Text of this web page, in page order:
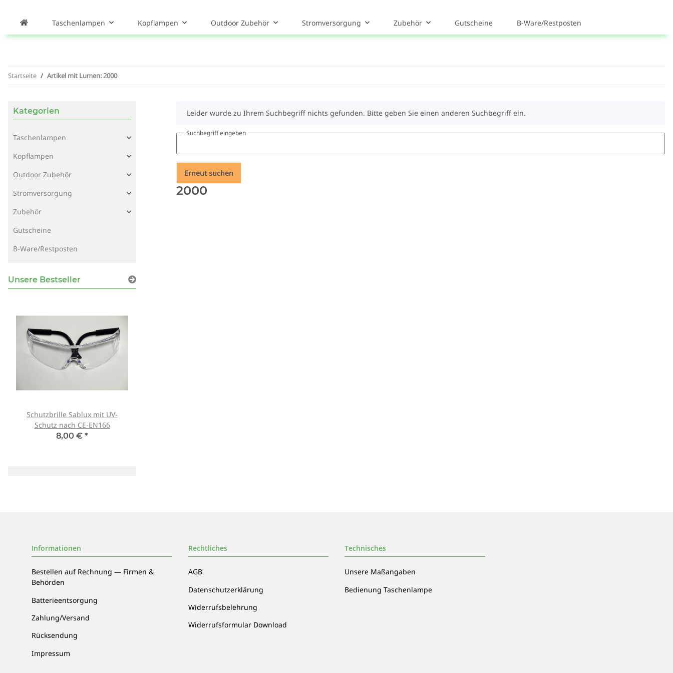
Taschenlampen Kopflampen Outdoor Zubehör Stromversorgung Zubehör Gutscheine B-Ware/Restposten
Startseite Artikel mit Lumen: 2000
xLeider wurde zu Ihrem Suchbegriff nichts gefunden. Bitte geben Sie einen anderen Suchbegriff ein.
Suchbegriff eingeben
Erneut suchen
2000
Kategorien
Taschenlampen
Kopflampen
Outdoor Zubehör
Stromversorgung
Zubehör
Gutscheine
B-Ware/Restposten
Unsere Bestseller
Schutzbrille Sablux mit UV-
Schutz nach CE-EN166
8,00 € *
Informationen
Bestellen auf Rechnung — Firmen &
Behörden
Batterieentsorgung
Zahlung/Versand
Rücksendung
Impressum
Rechtliches
AGB
Datenschutzerklärung
Widerrufsbelehrung
Widerrufsformular Download
Technisches
Unsere Maßangaben
Bedienung Taschenlampe